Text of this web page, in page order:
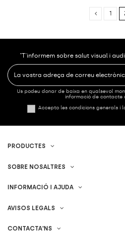
1
"T'informem sobre salut visual i
Us podeu donar de baixa en qualsevol
informació de contacte
Accepto les condicions generals i
PRODUCTES
SOBRE NOSALTRES
INFORMACIÓ I AJUDA
AVISOS LEGALS
CONTACTA'NS